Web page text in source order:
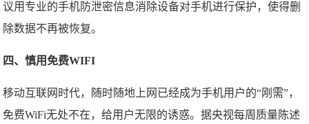
议用专业的手机防泄密信息消除设备对手机进行保护，使得删
除数据不再被恢复。
四、慎用免费WIFI
移动互联网时代，随时随地上网已经成为手机用户的“刚需”，
免费WiFi无处不在，给用户无限的诱惑。据央视每周质量陈述